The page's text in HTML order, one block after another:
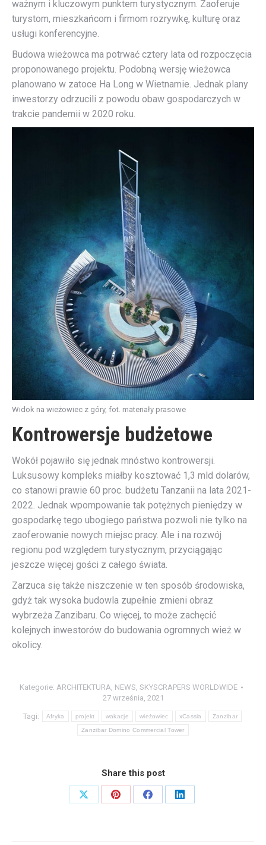
ważnym i kluczowym punktem turystycznym. Zaoferuje
turystom, mieszkańcom i firmom rozrywkę, kulturę oraz
usługi konferencyjne.
Budowa wieżowca ma potrwać cztery lata od rozpoczęcia
proponowanego projektu. Podobną wersję wieżowca
planowano w zatoce Ha Long w Wietnamie. Jednak plany
inwestorzy odrzucili z powodu obaw gospodarczych w
trakcie pandemii w 2020 roku.
Widok na wieżowiec z góry, fot. materiały prasowe
Kontrowersje budżetowe
Wokół pojawiło się jednak mnóstwo kontrowersji.
Luksusowy kompleks miałby kosztować 1,3 mld dolarów,
co stanowi prawie 60 proc. budżetu Tanzanii na lata 2021-
2022. Jednak wpompowanie tak potężnych pieniędzy w
gospodarkę tego ubogiego państwa pozwoli nie tylko na
zaoferowanie nowych miejsc pracy. Ale i na rozwój
regionu pod względem turystycznym, przyciągając
jeszcze więcej gości z całego świata.
Zarzuca się także niszczenie w ten sposób środowiska,
gdyż tak wysoka budowla zupełnie zmieni obraz
wybrzeża Zanzibaru. Co więcej, to może zachęcić
kolejnych inwestorów do budowania ogromnych wież w
okolicy.
Kategorie: ARCHITEKTURA, NEWS, SKYSCRAPERS WORLDWIDE
27 września, 2021
Tagi: Afryka projekt wakacje wieżowiec xCassia Zanzibar
Zanzibar Domino Commercial Tower
Share this post
Share
Share
Share
Share